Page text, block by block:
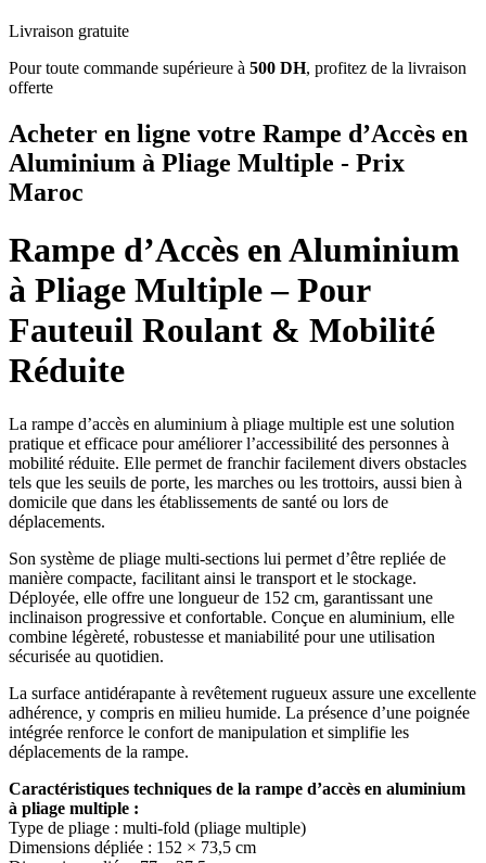
Livraison gratuite
Pour toute commande supérieure à 500 DH, profitez de la livraison
offerte
Acheter en ligne votre Rampe d’Accès en
Aluminium à Pliage Multiple - Prix
Maroc
Rampe d’Accès en Aluminium
à Pliage Multiple – Pour
Fauteuil Roulant & Mobilité
Réduite
La rampe d’accès en aluminium à pliage multiple est une solution
pratique et efficace pour améliorer l’accessibilité des personnes à
mobilité réduite. Elle permet de franchir facilement divers obstacles
tels que les seuils de porte, les marches ou les trottoirs, aussi bien à
domicile que dans les établissements de santé ou lors de
déplacements.
Son système de pliage multi-sections lui permet d’être repliée de
manière compacte, facilitant ainsi le transport et le stockage.
Déployée, elle offre une longueur de 152 cm, garantissant une
inclinaison progressive et confortable. Conçue en aluminium, elle
combine légèreté, robustesse et maniabilité pour une utilisation
sécurisée au quotidien.
La surface antidérapante à revêtement rugueux assure une excellente
adhérence, y compris en milieu humide. La présence d’une poignée
intégrée renforce le confort de manipulation et simplifie les
déplacements de la rampe.
Caractéristiques techniques de la rampe d’accès en aluminium
à pliage multiple :
Type de pliage : multi-fold (pliage multiple)
Dimensions dépliée : 152 × 73,5 cm